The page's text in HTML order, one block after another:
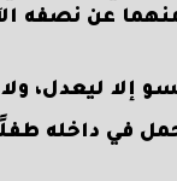
عن نصفه
إلا ليعدل،
في داخله